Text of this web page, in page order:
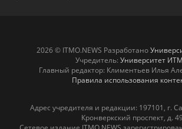
2026 © ITMO.NEWS Разработано
Учредитель: Университет
Главный редактор: Климентьев Илья
Правила использования
Адрес учредителя и редакции: 197101, г.
Кронверкский проспект, д. 49